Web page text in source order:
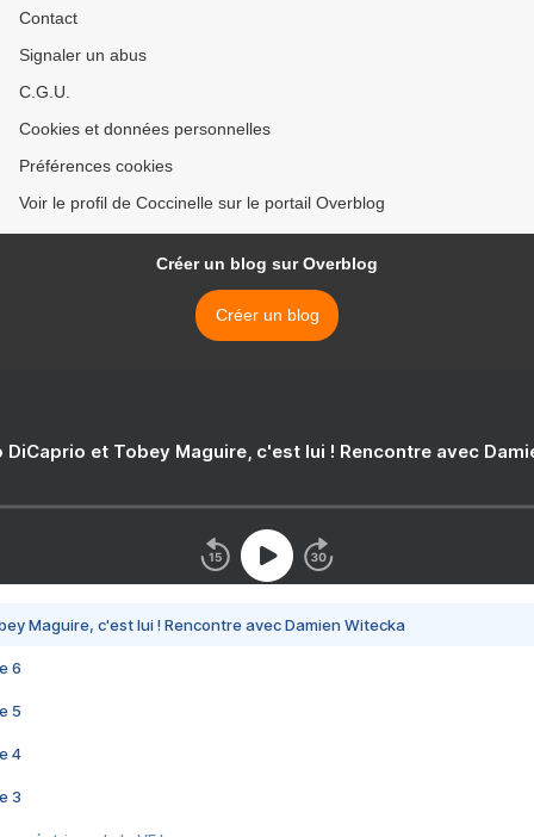
Contact
Signaler un abus
C.G.U.
Cookies et données personnelles
Préférences cookies
Voir le profil de Coccinelle sur le portail Overblog
Créer un blog sur Overblog
Créer un blog
DiCaprio et Tobey Maguire, c'est lui ! Rencontre avec
Maguire, c'est lui ! Rencontre avec Damien Witecka
6
5
4
3